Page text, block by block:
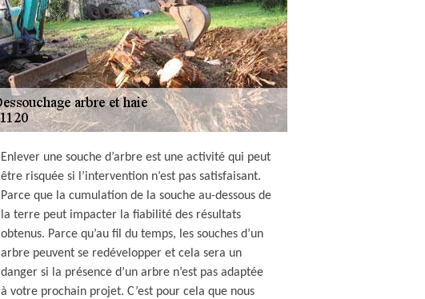
Enlever une souche d’arbre est une activité qui peut
être risquée si l’intervention n’est pas satisfaisant.
Parce que la cumulation de la souche au-dessous de
la terre peut impacter la fiabilité des résultats
obtenus. Parce qu’au fil du temps, les souches d’un
arbre peuvent se redévelopper et cela sera un
danger si la présence d’un arbre n’est pas adaptée
à votre prochain projet. C’est pour cela que nous